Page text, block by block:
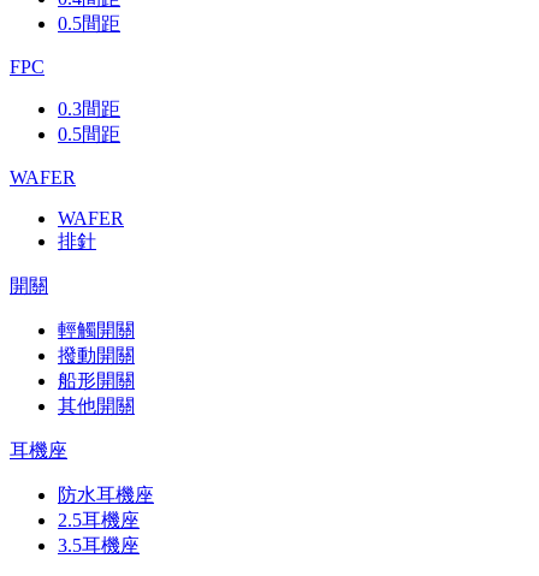
0.5間距
FPC
0.3間距
0.5間距
WAFER
WAFER
排針
開關
輕觸開關
撥動開關
船形開關
其他開關
耳機座
防水耳機座
2.5耳機座
3.5耳機座